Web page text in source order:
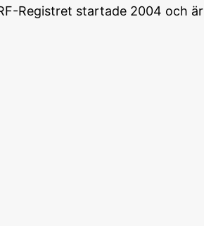
Registret startade 2004 och är